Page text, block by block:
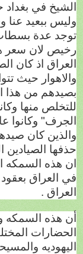
الشيخ في
وليس ببعيد عنا
توجد عدة
رخيص لان سعر
العراق اذ كان
والاهوار حيث
بصيدهم من هذا
للتخلص منها
الجرف" وكانوا
والذين كان
حذفها
ان هذه السمكه
في العراق
العراق .
أن هذه السمكه
الحضارات
اليهوديه